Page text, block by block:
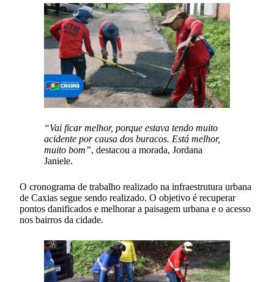
“Vai ficar melhor, porque estava tendo muito
acidente por causa dos buracos. Está melhor,
muito bom”, destacou a morada, Jordana
Janiele.
O cronograma de trabalho realizado na infraestrutura urbana
de Caxias segue sendo realizado. O objetivo é recuperar
pontos danificados e melhorar a paisagem urbana e o acesso
nos bairros da cidade.